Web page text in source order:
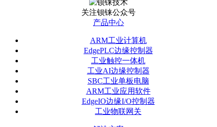
关注钡铼公众号
产品中心
ARM工业计算机
EdgePLC边缘控制器
工业触控一体机
工业AI边缘控制器
SBC工业单板电脑
ARM工业应用软件
EdgeIO边缘I/O控制器
工业物联网关